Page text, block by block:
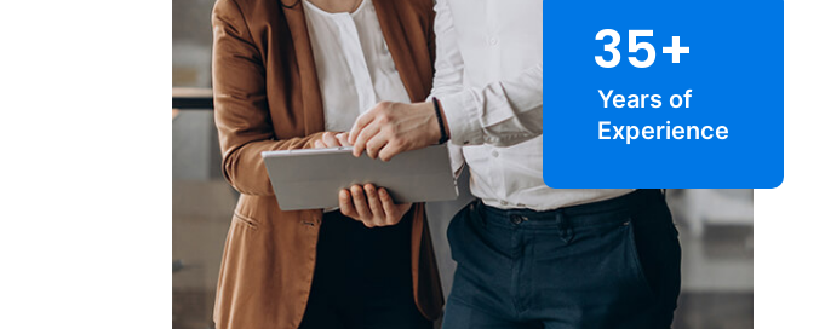
35+
Years of
Experience